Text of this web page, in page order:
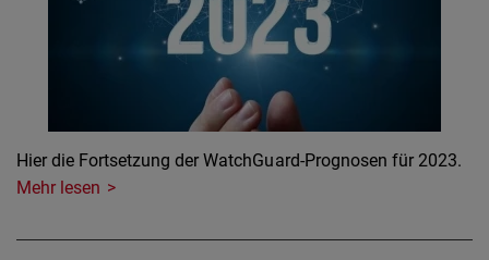
Hier die Fortsetzung der WatchGuard-Prognosen für 2023.
Mehr lesen